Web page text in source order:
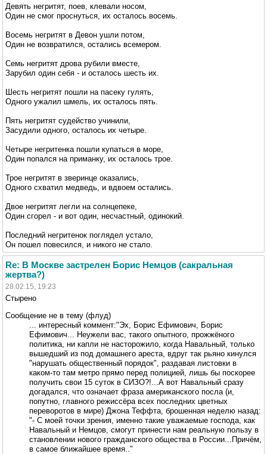
Девять негритят, поев, клевали носом,
Один не смог проснуться, их осталось восемь.
Восемь негритят в Девон ушли потом,
Один не возвратился, остались всемером.
Семь негритят дрова рубили вместе,
Зарубил один себя - и осталось шесть их.
Шесть негритят пошли на пасеку гулять,
Одного ужалил шмель, их осталось пять.
Пять негритят судейство учинили,
Засудили одного, осталось их четыре.
Четыре негритенка пошли купаться в море,
Один попался на приманку, их осталось трое.
Трое негритят в зверинце оказались,
Одного схватил медведь, и вдвоем остались.
Двое негритят легли на солнцепеке,
Один сгорел - и вот один, несчастный, одинокий.
Последний негритенок поглядел устало,
Он пошел повесился, и никого не стало.
Re: В Москве застрелен Борис Немцов (сакральная
жертва?)
28.02.15, 19:23
Стырено
Сообщение не в тему (флуд)
... интересный коммент:"Эх, Борис Ефимович, Борис
Ефимович... Неужели вас, такого опытного, прожжёного
политика, ни капли не насторожило, когда Навальный, только
вышедший из под домашнего ареста, вдруг так рьяно кинулся
"нарушать общественный порядок", раздавая листовки в
каком-то там метро прямо перед полицией, лишь бы поскорее
получить свои 15 суток в СИЗО?!...А вот Навальный сразу
догадался, что означает фраза американского посла (и,
попутно, главного режиссёра всех последних цветных
переворотов в мире) Джона Теффта, брошенная неделю назад:
"- С моей точки зрения, именно такие уважаемые господа, как
Навальный и Немцов, смогут принести нам реальную пользу в
становлении нового гражданского общества в России...Причём,
в самое ближайшее время.."